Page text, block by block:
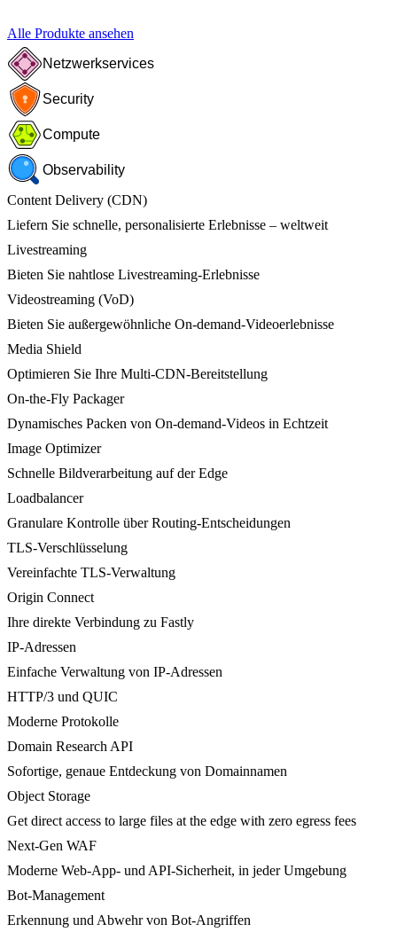
Alle Produkte ansehen
Netzwerkservices
Security
Compute
Observability
Content Delivery (CDN)
Liefern Sie schnelle, personalisierte Erlebnisse – weltweit
Livestreaming
Bieten Sie nahtlose Livestreaming-Erlebnisse
Videostreaming (VoD)
Bieten Sie außergewöhnliche On-demand-Videoerlebnisse
Media Shield
Optimieren Sie Ihre Multi-CDN-Bereitstellung
On-the-Fly Packager
Dynamisches Packen von On-demand-Videos in Echtzeit
Image Optimizer
Schnelle Bildverarbeitung auf der Edge
Loadbalancer
Granulare Kontrolle über Routing-Entscheidungen
TLS-Verschlüsselung
Vereinfachte TLS-Verwaltung
Origin Connect
Ihre direkte Verbindung zu Fastly
IP-Adressen
Einfache Verwaltung von IP-Adressen
HTTP/3 und QUIC
Moderne Protokolle
Domain Research API
Sofortige, genaue Entdeckung von Domainnamen
Object Storage
Get direct access to large files at the edge with zero egress fees
Next-Gen WAF
Moderne Web-App- und API-Sicherheit, in jeder Umgebung
Bot-Management
Erkennung und Abwehr von Bot-Angriffen